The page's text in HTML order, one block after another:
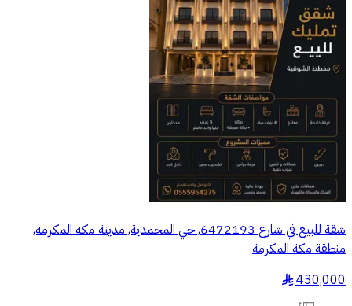
شقة للبيع في شارع 6472193, حي المحمدية, مدينة مكه المكرمه,
منطقة مكة المكرمة
430,000
§